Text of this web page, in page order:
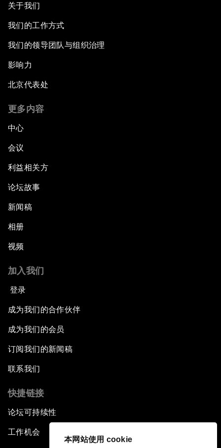
本网站使用 cookie
关于我们
我们的工作方式
我们的领导团队与组织治理
影响力
北京代表处
更多内容
中心
会议
利益相关方
论坛故事
新闻稿
相册
视频
加入我们
登录
成为我们的合作伙伴
成为我们的会员
订阅我们的新闻稿
联系我们
快捷链接
论坛可持续性
工作机会